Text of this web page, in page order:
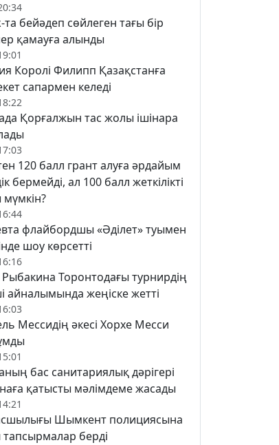
та бейәдеп сөйлеген тағы бір
қамауға алынды
Королі Филипп Қазақстанға
сапармен келеді
Қорғалжын тас жолы ішінара
120 балл грант алуға әрдайым
бермейді, ал 100 балл жеткілікті
флайбордшы «Әділет» туымен
шоу көрсетті
Торонтодағы турнирдің
айналымында жеңіске жетті
Мессидің әкесі Хорхе Месси
бас санитариялық дәрігері
қатысты мәлімдеме жасады
Шымкент полициясына
берді